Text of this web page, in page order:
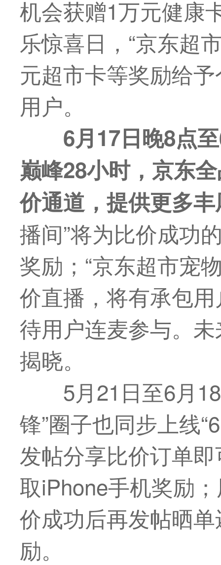
机会获赠1万元健康
乐惊喜日，“京东超
元超市卡等奖励给
用户。
6月17日晚8点至
巅峰28小时， 京东
价通道，提供更多
播间”将为比价成功
奖励；“京东超市宠
价直播，将有承包
待用户连麦参与。
揭晓。
5月21日至6月
锋”圈子也同步上线
发帖分享比价订单
取iPhone手机奖励
价成功后再发帖晒
励。